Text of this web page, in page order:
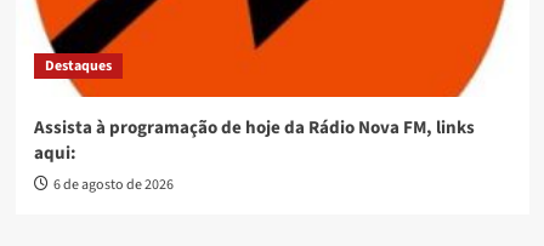
Destaques
Assista à programação de hoje da Rádio Nova FM, links
aqui:
6 de agosto de 2026